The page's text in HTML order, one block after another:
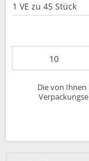
1 VE zu 45 Stück
Die von